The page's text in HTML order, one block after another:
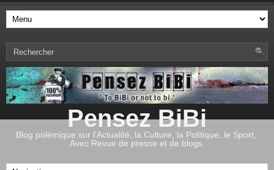
Pensez BiBi
Blog polémique sur l'Actualité, la Culture, la Politique, le Sport,.
Avec Revue de presse et de blogs.